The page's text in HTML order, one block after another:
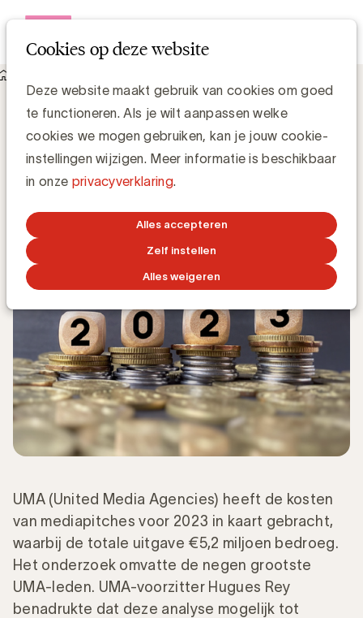
Cookies op deze website
Deze website maakt gebruik van cookies om goed
te functioneren. Als je wilt aanpassen welke
cookies we mogen gebruiken, kan je jouw cookie-
instellingen wijzigen. Meer informatie is beschikbaar
in onze privacyverklaring.
Alles accepteren
Zelf instellen
Alles weigeren
De kostprijs van mediapitches in 2023: 5,2 miljoen euro
De kostprijs van mediapitches in 2023:
5,2 miljoen euro
Luc Eeckhout, Manager Media & Agencies
3 JUNI 2024
UMA (United Media Agencies) heeft de kosten
van mediapitches voor 2023 in kaart gebracht,
waarbij de totale uitgave €5,2 miljoen bedroeg.
Het onderzoek omvatte de negen grootste
UMA-leden. UMA-voorzitter Hugues Rey
benadrukte dat deze analyse mogelijk tot